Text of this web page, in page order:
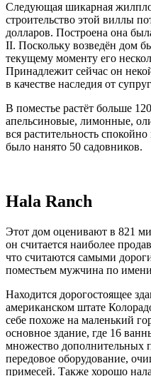
Следующая шикарная
строительство этой виллы
долларов. Построена она
II. Поскольку возведён дом
текущему моменту его
Принадлежит сейчас он
в качестве наследия от
В поместье растёт больше
апельсиновые, лимонные,
вся растительность
было нанято 50 садовников.
Hala Ranch
Этот дом оценивают в 821
он считается наиболее
что считаются самыми
поместьем мужчина по
Находится дорогостоящее
американском штате
себе похоже на маленький
основное здание, где 16
множество дополнительных
передовое оборудование,
примесей. Также хорошо